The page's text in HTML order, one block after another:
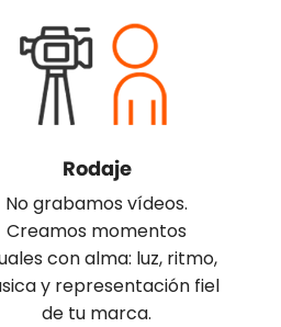
Rodaje
No grabamos vídeos.
Creamos momentos
con alma: luz, ritmo,
y representación fiel
de tu marca.